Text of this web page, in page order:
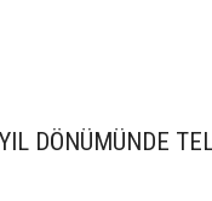
DÖNÜMÜNDE